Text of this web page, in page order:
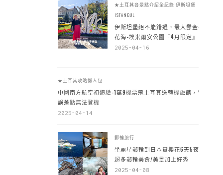
★土耳其各景點介紹全紀錄 伊斯坦堡
ISTANBUL
伊斯坦堡絕不能錯過，最大鬱金香
花海-埃米爾安公園『4月限定』
2025-04-16
★土耳其攻略懶人包
中國南方航空初體驗-1萬9機票飛土耳其送轉機旅館，手
誤差點無法登機
2025-04-14
郵輪旅行
坐麗星郵輪到日本賞櫻花6天5夜，
超多郵輪美食/美景加上好秀
2025-04-08